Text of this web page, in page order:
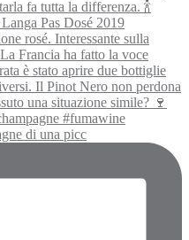
di una picc